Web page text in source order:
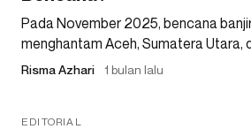
Pada November 2025, bencana
menghantam Aceh, Sumatera Utara,
Risma Azhari 1 bulan lalu
EDITORIAL